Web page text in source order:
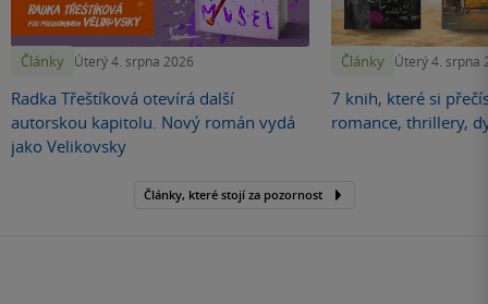
Články Úterý 4. srpna 2026
Radka Třeštíková otevírá další
autorskou kapitolu. Nový román vydá
jako Velikovsky
Články Úterý 4. srpna
7 knih, které si
romance, thrillery,
Články, které stojí za pozornost